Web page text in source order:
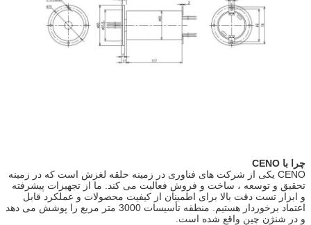
چرا با CENO
CENO یکی از شرکت های فناوری در زمینه حلقه لغزش است که در زمینه
تحقیق و توسعه ، ساخت و فروش فعالیت می کند. ما از تجهیزات پیشرفته
و ابزار تست دقت بالا برای اطمینان از کیفیت محصولات و عملکرد قابل
اعتماد برخوردار هستیم. منطقه تأسیسات 3000 متر مربع را پوشش می دهد
و در شنژن چین واقع شده است.